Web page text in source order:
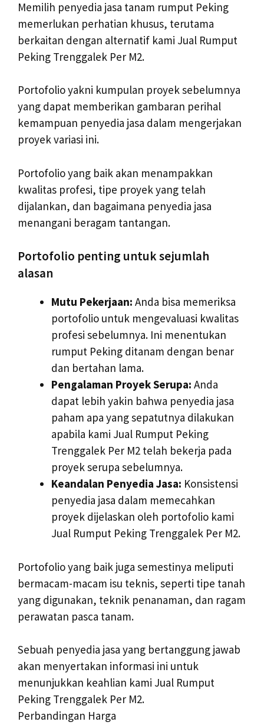
Memilih penyedia jasa tanam rumput Peking
memerlukan perhatian khusus, terutama
berkaitan dengan alternatif kami Jual Rumput
Peking Trenggalek Per M2.
Portofolio yakni kumpulan proyek sebelumnya
yang dapat memberikan gambaran perihal
kemampuan penyedia jasa dalam mengerjakan
proyek variasi ini.
Portofolio yang baik akan menampakkan
kwalitas profesi, tipe proyek yang telah
dijalankan, dan bagaimana penyedia jasa
menangani beragam tantangan.
Portofolio penting untuk sejumlah
alasan
Mutu Pekerjaan: Anda bisa memeriksa
portofolio untuk mengevaluasi kwalitas
profesi sebelumnya. Ini menentukan
rumput Peking ditanam dengan benar
dan bertahan lama.
Pengalaman Proyek Serupa: Anda
dapat lebih yakin bahwa penyedia jasa
paham apa yang sepatutnya dilakukan
apabila kami Jual Rumput Peking
Trenggalek Per M2 telah bekerja pada
proyek serupa sebelumnya.
Keandalan Penyedia Jasa: Konsistensi
penyedia jasa dalam memecahkan
proyek dijelaskan oleh portofolio kami
Jual Rumput Peking Trenggalek Per M2.
Portofolio yang baik juga semestinya meliputi
bermacam-macam isu teknis, seperti tipe tanah
yang digunakan, teknik penanaman, dan ragam
perawatan pasca tanam.
Sebuah penyedia jasa yang bertanggung jawab
akan menyertakan informasi ini untuk
menunjukkan keahlian kami Jual Rumput
Peking Trenggalek Per M2.
Perbandingan Harga